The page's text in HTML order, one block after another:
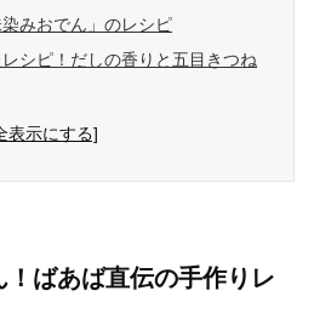
みおでん」のレシピ
シピ！だしの香りと五目きつね
表示にする]
ばあば直伝の手作りレ